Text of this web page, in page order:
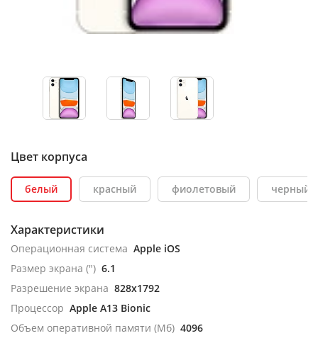
Цвет корпуса
белый красный фиолетовый черный
Характеристики
Операционная система Apple iOS
Размер экрана (") 6.1
Разрешение экрана 828x1792
Процессор Apple A13 Bionic
Объем оперативной памяти (Мб) 4096